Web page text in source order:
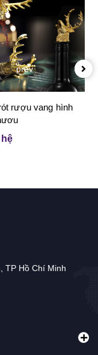
rượu vang hình
hệ
prev
TP Hồ Chí Minh